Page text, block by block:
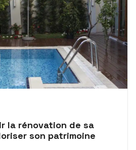
la rénovation de sa
son patrimoine